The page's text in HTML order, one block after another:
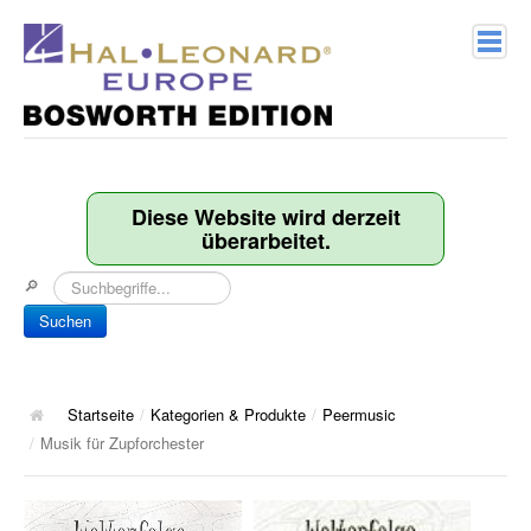
Verlagsprofil
Kontakt
Songbooks
10 Charthits
ACT Music
Diese Website wird derzeit
überarbeitet.
🔎
Suchen
Startseite / Kategorien & Produkte / Peermusic
/ Musik für Zupforchester